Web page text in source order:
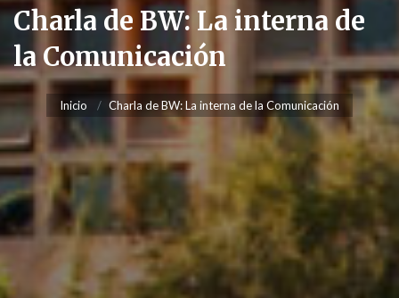
Charla de BW: La interna de
la Comunicación
Inicio Charla de BW: La interna de la Comunicación